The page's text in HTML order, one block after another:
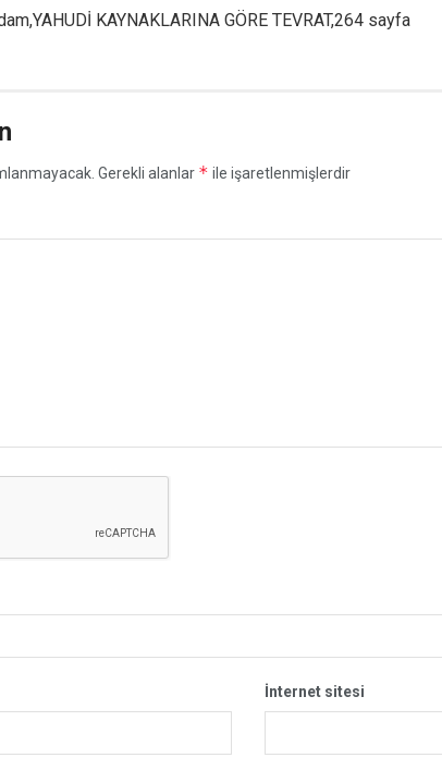
KAYNAKLARINA GÖRE TEVRAT,264 sayfa
Gerekli alanlar * ile işaretlenmişlerdir
İnternet sitesi